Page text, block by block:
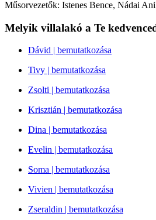
Műsorvezetők: Istenes Bence, Nádai
Melyik villalakó a Te
Dávid | bemutatkozása
Tivy | bemutatkozása
Zsolti | bemutatkozása
Krisztián | bemutatkozása
Dina | bemutatkozása
Evelin | bemutatkozása
Soma | bemutatkozása
Vivien | bemutatkozása
Zseraldin | bemutatkozása